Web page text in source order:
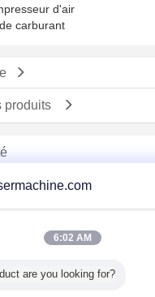
d'air
carburant
produits
Machine Online Market
Verified Suplier
6:02 AM
are you looking for?